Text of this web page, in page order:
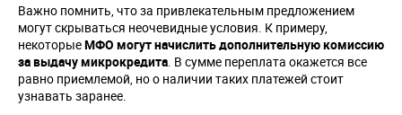
Важно помнить, что за привлекательным предложением
могут скрываться неочевидные условия. К примеру,
некоторыеМФО могут начислить дополнительную комиссию
за выдачу микрокредита . В сумме переплата окажется все
равно приемлемой, но о наличии таких платежей стоит
узнавать заранее.